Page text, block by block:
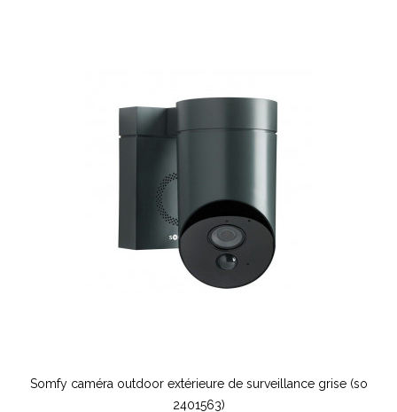
Somfy caméra outdoor extérieure de surveillance grise (so
2401563)